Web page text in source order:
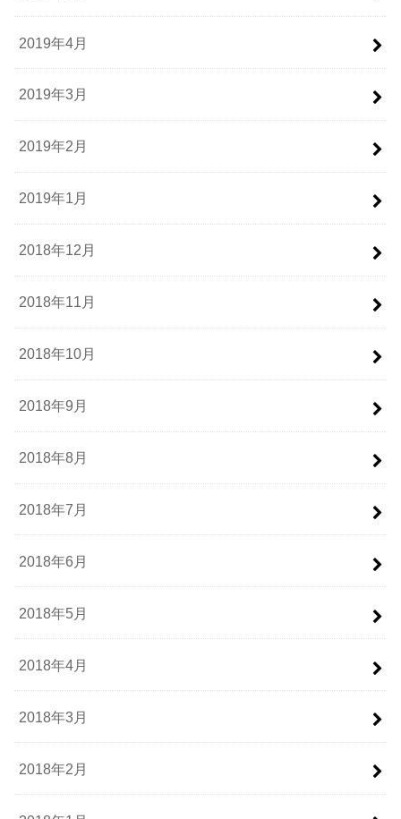
2019年4月
2019年3月
2019年2月
2019年1月
2018年12月
2018年11月
2018年10月
2018年9月
2018年8月
2018年7月
2018年6月
2018年5月
2018年4月
2018年3月
2018年2月